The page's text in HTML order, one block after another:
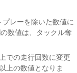
レーを除いた数値に
数値は、タックル奪
での走行回数に変更
上の数値となりま